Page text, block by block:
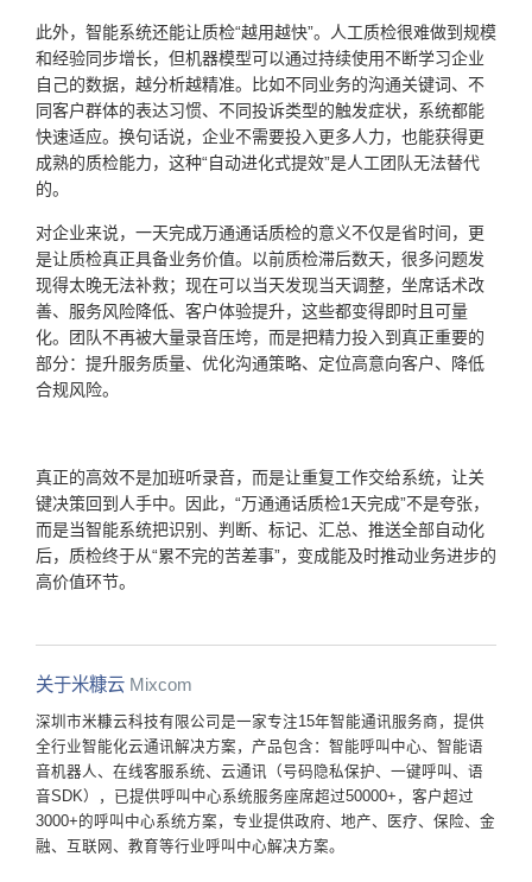
此外，智能系统还能让质检“越用越快”。人工质检很难做到规模
和经验同步增长，但机器模型可以通过持续使用不断学习企业
自己的数据，越分析越精准。比如不同业务的沟通关键词、不
同客户群体的表达习惯、不同投诉类型的触发症状，系统都能
快速适应。换句话说，企业不需要投入更多人力，也能获得更
成熟的质检能力，这种“自动进化式提效”是人工团队无法替代
的。
对企业来说，一天完成万通通话质检的意义不仅是省时间，更
是让质检真正具备业务价值。以前质检滞后数天，很多问题发
现得太晚无法补救；现在可以当天发现当天调整，坐席话术改
善、服务风险降低、客户体验提升，这些都变得即时且可量
化。团队不再被大量录音压垮，而是把精力投入到真正重要的
部分：提升服务质量、优化沟通策略、定位高意向客户、降低
合规风险。
真正的高效不是加班听录音，而是让重复工作交给系统，让关
键决策回到人手中。因此，“万通通话质检1天完成”不是夸张，
而是当智能系统把识别、判断、标记、汇总、推送全部自动化
后，质检终于从“累不完的苦差事”，变成能及时推动业务进步的
高价值环节。
关于米糠云 Mixcom
深圳市米糠云科技有限公司是一家专注15年智能通讯服务商，提供
全行业智能化云通讯解决方案，产品包含：智能呼叫中心、智能语
音机器人、在线客服系统、云通讯（号码隐私保护、一键呼叫、语
音SDK），已提供呼叫中心系统服务座席超过50000+，客户超过
3000+的呼叫中心系统方案，专业提供政府、地产、医疗、保险、金
融、互联网、教育等行业呼叫中心解决方案。